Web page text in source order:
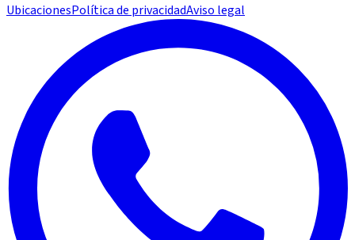
UbicacionesPolítica de privacidadAviso legal